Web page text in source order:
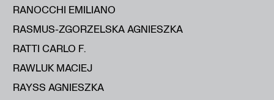
RANOCCHI EMILIANO
RASMUS-ZGORZELSKA AGNIESZKA
RATTI CARLO F.
RAWLUK MACIEJ
RAYSS AGNIESZKA